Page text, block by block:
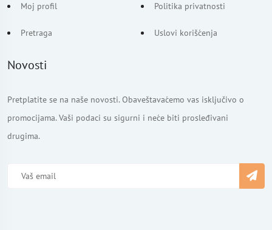
Moj profil
Pretraga
Politika privatnosti
Uslovi korišćenja
Novosti
Pretplatite se na naše novosti. Obaveštavaćemo vas isključivo o
promocijama. Vaši podaci su sigurni i neće biti prosleđivani
drugima.